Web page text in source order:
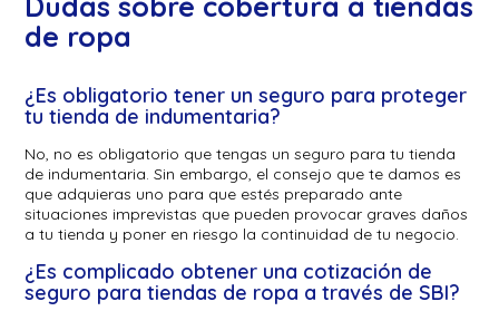
de ropa
¿Es obligatorio tener un seguro para proteger
tu tienda de indumentaria?
No, no es obligatorio que tengas un seguro para tu tienda
de indumentaria. Sin embargo, el consejo que te damos es
que adquieras uno para que estés preparado ante
situaciones imprevistas que pueden provocar graves daños
a tu tienda y poner en riesgo la continuidad de tu negocio.
¿Es complicado obtener una cotización de
seguro para tiendas de ropa a través de SBI?